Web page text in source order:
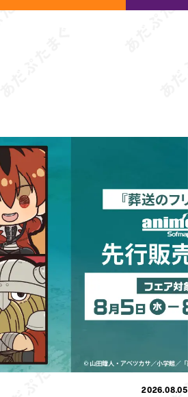
2026.08.05